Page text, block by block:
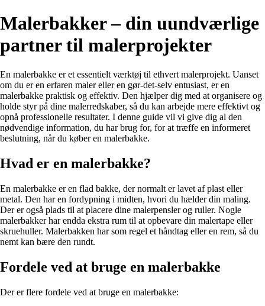
Malerbakker – din uundværlige
partner til malerprojekter
En malerbakke er et essentielt værktøj til ethvert malerprojekt. Uanset
om du er en erfaren maler eller en gør-det-selv entusiast, er en
malerbakke praktisk og effektiv. Den hjælper dig med at organisere og
holde styr på dine malerredskaber, så du kan arbejde mere effektivt og
opnå professionelle resultater. I denne guide vil vi give dig al den
nødvendige information, du har brug for, for at træffe en informeret
beslutning, når du køber en malerbakke.
Hvad er en malerbakke?
En malerbakke er en flad bakke, der normalt er lavet af plast eller
metal. Den har en fordypning i midten, hvori du hælder din maling.
Der er også plads til at placere dine malerpensler og ruller. Nogle
malerbakker har endda ekstra rum til at opbevare din malertape eller
skruehuller. Malerbakken har som regel et håndtag eller en rem, så du
nemt kan bære den rundt.
Fordele ved at bruge en malerbakke
Der er flere fordele ved at bruge en malerbakke: